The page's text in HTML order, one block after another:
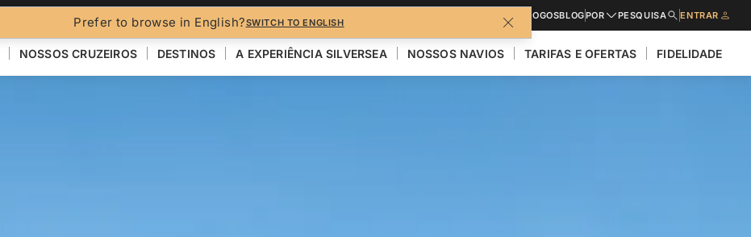
Prefer to browse in English?SWITCH TO ENGLISH
CATÁLOGOSBLOGPOR PESQUISA ENTRAR
NOSSOS CRUZEIROS DESTINOS A EXPERIÊNCIA SILVERSEA NOSSOS NAVIOS TARIFAS E OFERTAS FIDELIDADE